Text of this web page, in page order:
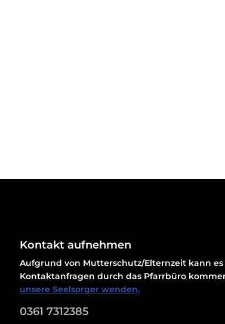
Kontakt aufnehmen
Aufgrund von Mutterschutz/Elternzeit kann
Kontaktanfragen durch das Pfarrbüro
unsere Seelsorger wenden.
0361 7312385